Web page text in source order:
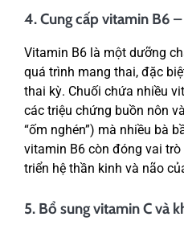
4. Cung cấp vitamin B6
Vitamin B6 là một dưỡng
quá trình mang thai, đặc
thai kỳ. Chuối chứa nhiều
các triệu chứng buồn nôn
“ốm nghén”) mà nhiều bà
vitamin B6 còn đóng vai
triển hệ thần kinh và não
5. Bổ sung vitamin C và